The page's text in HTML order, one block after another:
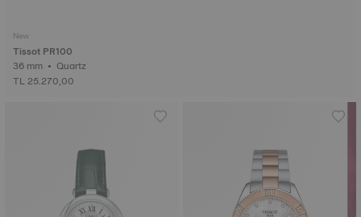
New
Tissot PR100
36 mm • Quartz
TL 25.270,00